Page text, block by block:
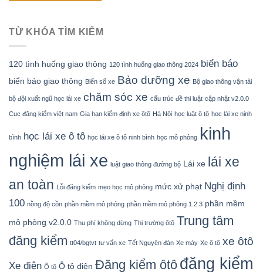
TỪ KHÓA TÌM KIẾM
120 tình huống giao thông 120 tình huống giao thông 2024 biển báo
biển báo giao thông Biển số xe Bảo dưỡng xe Bộ giao thông vận tải
bộ đội xuất ngũ học lái xe chăm sóc xe cấu trúc đề thi luật cập nhật v2.0.0
Cục đăng kiểm việt nam Gia hạn kiểm định xe ôtô Hà Nội học luật ô tô học lái xe ninh
bình học lái xe ô tô học lái xe ô tô ninh bình học mô phỏng kinh
nghiệm lái xe luật giao thông đường bộ Lái xe
lái xe
an toàn
Lỗi đăng kiểm mẹo học mô phỏng mức xử phạt Nghị định
100 nồng độ cồn phần mềm mô phỏng phần mềm mô phỏng 1.2.3 phần mềm
mô phỏng v2.0.0 Thu phí không dừng Thị trường ôtô Trung tâm
đăng kiểm tt04/bgtvt tư vấn xe Tết Nguyên đán Xe máy Xe ô tô xe ôtô
Xe điện Ô tô Ô tô điện Đăng kiểm ôtô đăng kiểm